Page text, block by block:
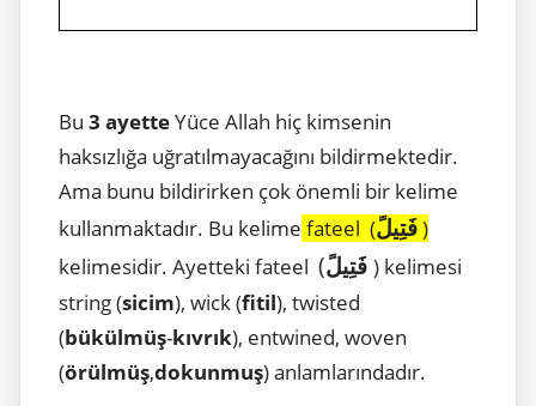
Bu 3 ayetteYüce Allah hiç kimsenin
haksızlığa uğratılmayacağını bildirmektedir.
Ama bunu bildirirken çok önemli bir kelime
kullanmaktadır. Bu kelime fateel (فَتِيلً)
kelimesidir. Ayetteki fateel (فَتِيلً ) kelimesi
string (sicim), wick (fitil), twisted
(bükülmüş-kıvrık), entwined, woven
(örülmüş,dokunmuş) anlamlarındadır.